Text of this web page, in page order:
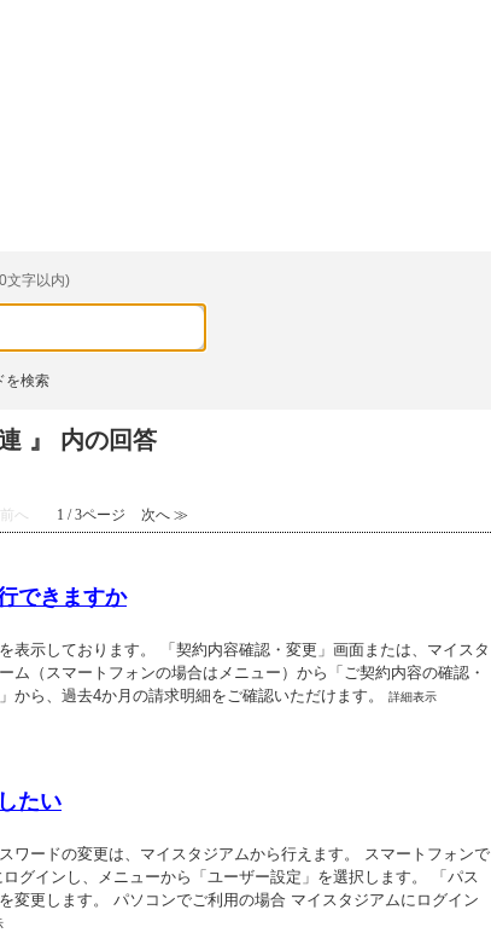
文字以内)
を検索
』 内の回答
へ 1 / 3ページ 次へ ≫
できますか
表示しております。 「契約内容確認・変更」画面または、マイスタ
ム（スマートフォンの場合はメニュー）から「ご契約内容の確認・
から、過去4か月の請求明細をご確認いただけます。
詳細表示
たい
ワードの変更は、マイスタジアムから行えます。 スマートフォンで
グインし、メニューから「ユーザー設定」を選択します。 「パス
変更します。 パソコンでご利用の場合 マイスタジアムにログイン